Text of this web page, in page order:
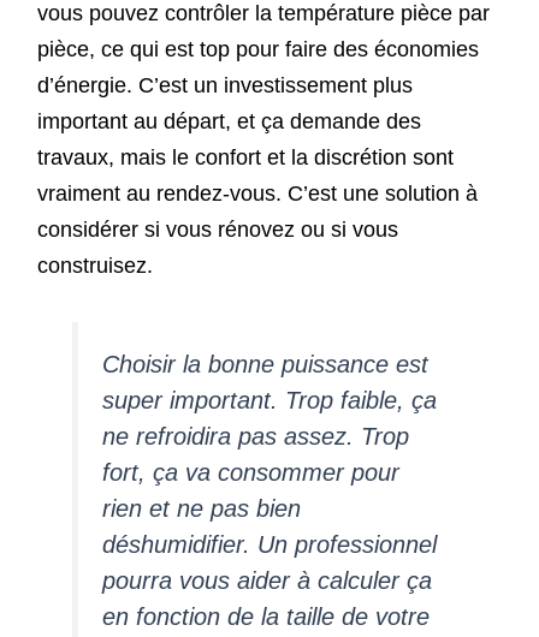
vous pouvez contrôler la température pièce par
pièce, ce qui est top pour faire des économies
d’énergie. C’est un investissement plus
important au départ, et ça demande des
travaux, mais le confort et la discrétion sont
vraiment au rendez-vous. C’est une solution à
considérer si vous rénovez ou si vous
construisez.
Choisir la bonne puissance est
super important. Trop faible, ça
ne refroidira pas assez. Trop
fort, ça va consommer pour
rien et ne pas bien
déshumidifier. Un professionnel
pourra vous aider à calculer ça
en fonction de la taille de votre